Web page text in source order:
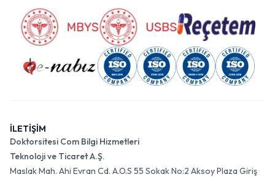
İLETİŞİM
Doktorsitesi Com Bilgi Hizmetleri
Teknoloji ve Ticaret A.Ş.
Maslak Mah. Ahi Evran Cd. A.O.S 55 Sokak No:2 Aksoy Plaza Giriş